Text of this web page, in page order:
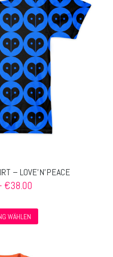
– LOVE’N’PEACE
€38.00Preisspanne:
bis
WÄHLEN
Produkt